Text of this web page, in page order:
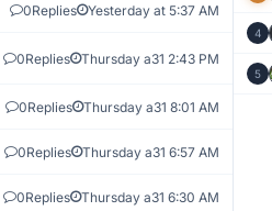
0Replies Yesterday at 5:37 AM
0Replies Thursday a31 2:43 PM
0Replies Thursday a31 8:01 AM
0Replies Thursday a31 6:57 AM
0Replies Thursday a31 6:30 AM
4
5